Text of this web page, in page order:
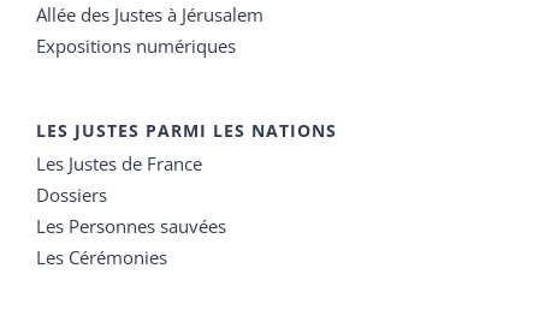
Allée des Justes à Jérusalem
Expositions numériques
LES JUSTES PARMI LES NATIONS
Les Justes de France
Dossiers
Les Personnes sauvées
Les Cérémonies